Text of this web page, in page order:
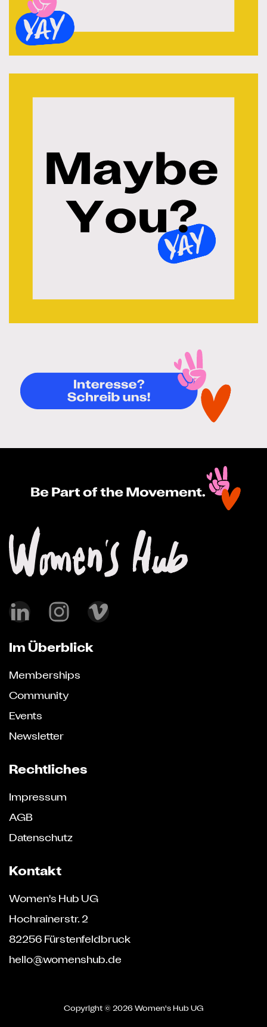
Im Überblick
Memberships
Community
Events
Newsletter
Rechtliches
Impressum
AGB
Datenschutz
Kontakt
Women's Hub UG
Hochrainerstr. 2
82256 Fürstenfeldbruck
hello@womenshub.de
Copyright © 2026 Women's Hub UG